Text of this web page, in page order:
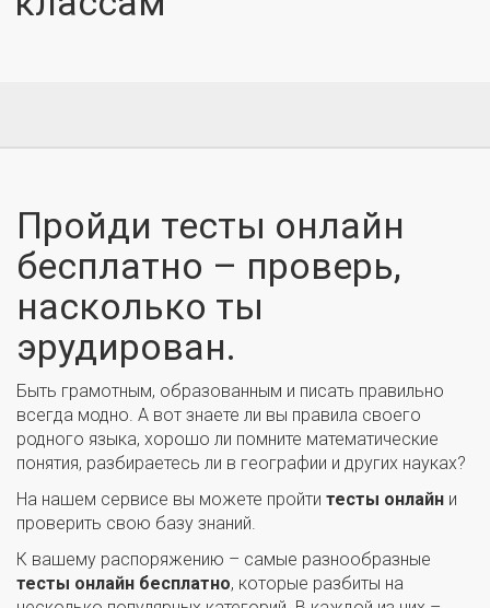
Пройди тесты онлайн
бесплатно – проверь,
насколько ты
эрудирован.
Быть грамотным, образованным и писать правильно
всегда модно. А вот знаете ли вы правила своего
родного языка, хорошо ли помните математические
понятия, разбираетесь ли в географии и других науках?
На нашем сервисе вы можете пройти тесты онлайн и
проверить свою базу знаний.
К вашему распоряжению – самые разнообразные
тесты онлайн бесплатно, которые разбиты на